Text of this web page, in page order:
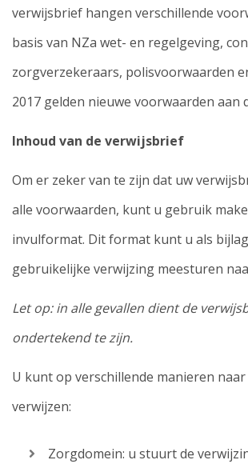
verwijsbrief hangen verschillende
basis van NZa wet- en regelgeving,
zorgverzekeraars, polisvoorwaarden
2017 gelden nieuwe voorwaarden aan
Inhoud van de verwijsbrief
Om er zeker van te zijn dat uw
alle voorwaarden, kunt u gebruik
invulformat. Dit format kunt u als
gebruikelijke verwijzing meesturen
Let op: in alle gevallen dient de
ondertekend te zijn.
U kunt op verschillende manieren
verwijzen:
Zorgdomein: u stuurt de